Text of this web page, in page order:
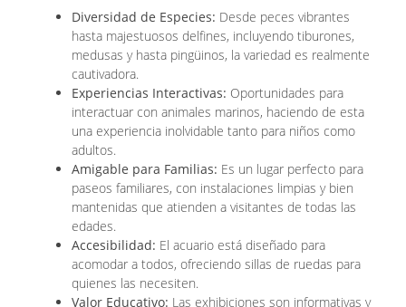
Diversidad de Especies: Desde peces vibrantes
hasta majestuosos delfines, incluyendo tiburones,
medusas y hasta pingüinos, la variedad es realmente
cautivadora.
Experiencias Interactivas: Oportunidades para
interactuar con animales marinos, haciendo de esta
una experiencia inolvidable tanto para niños como
adultos.
Amigable para Familias: Es un lugar perfecto para
paseos familiares, con instalaciones limpias y bien
mantenidas que atienden a visitantes de todas las
edades.
Accesibilidad: El acuario está diseñado para
acomodar a todos, ofreciendo sillas de ruedas para
quienes las necesiten.
Valor Educativo: Las exhibiciones son informativas y